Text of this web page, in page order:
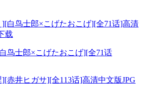
鸟士郎×こげたおこげ][全71话